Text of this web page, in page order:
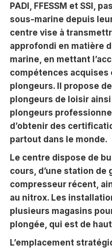
PADI, FFESSM et SSI,
sous-marine depuis
centre vise à
approfondi en matière
marine, en mettant
compétences
plongeurs. Il propose
plongeurs de loisir
plongeurs
d’obtenir des
partout dans le monde.
Le centre dispose de
cours, d’une station de
compresseur récent,
au nitrox. Les
plusieurs magasins
plongée, qui est de
L’emplacement